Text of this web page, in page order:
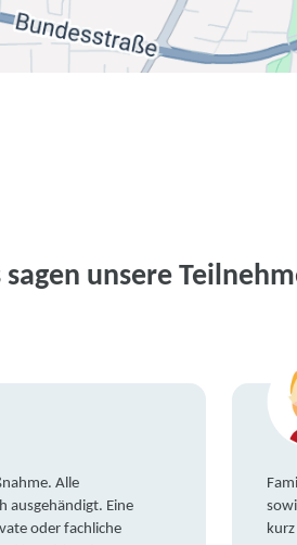
sagen unsere
Alle
ausgehändigt. Eine
oder fachliche